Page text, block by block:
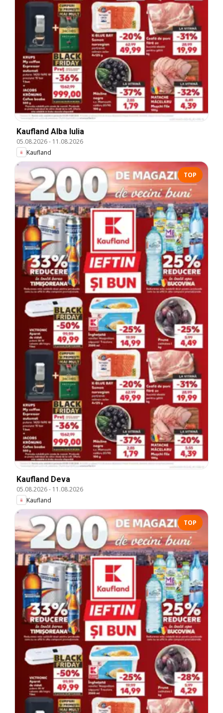
Kaufland Alba Iulia
05.08.2026- 11.08.2026
Kaufland
TOP
Kaufland Deva
05.08.2026- 11.08.2026
Kaufland
TOP